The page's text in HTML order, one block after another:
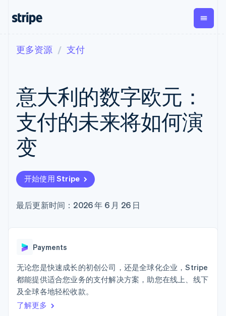
支付
在线支付
Managed
Payments
备案商家解决
方案
Payment links
无代码支付
预构建支付界
面
Elements
灵活的 UI 组件
Payment
接入 125+ 种支
Terminal
Authorization
Boost
支付成功率优
化
Link
加速结账
经常性收入
Metronome
按用量计费
Subscriptions
订阅管理
Tax
销售税和增值
Revenue
Recognition
Stripe Sigma
Global
Payouts
向第三
方打款
Crypto
按企业阶段
按应用场景
嵌入式金融
财务自动化
全球化企业
交易市场
按行业
AI 企业
文档
库与 SDK
Stripe Apps
实施预置结账流程
构建平台或交易市场
管理订阅
发行稳定币支持的支付卡
资源
应用集成
代码示例
学习
指南
支持
专业服务
公司
Stripe Press
更多资源 支付
意大利的数字欧元：
支付的未来将如何演
变
开始使用 Stripe
最后更新时间：2026 年 6 月 26 日
Payments
无论您是快速成长的初创公司，还是全球化企业，Stripe
都能提供适合您业务的支付解决方案，助您在线上、线下
及全球各地轻松收款。
了解更多